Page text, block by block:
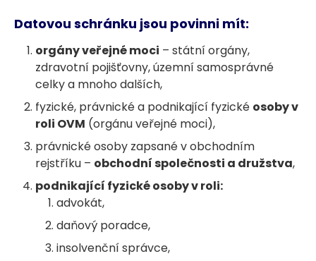
Datovou schránku jsou povinni mít:
orgány veřejné moci – státní orgány,
zdravotní pojišťovny, územní samosprávné
celky a mnoho dalších,
fyzické, právnické a podnikající fyzické osoby v
roli OVM (orgánu veřejné moci),
právnické osoby zapsané v obchodním
rejstříku – obchodní společnosti a družstva,
podnikající fyzické osoby v roli:
advokát,
daňový poradce,
insolvenční správce,